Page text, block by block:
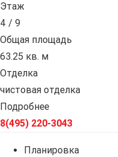
Этаж
4 / 9
Общая площадь
63.25 кв. м
Отделка
чистовая отделка
Подробнее
8(495) 220-3043
Планировка